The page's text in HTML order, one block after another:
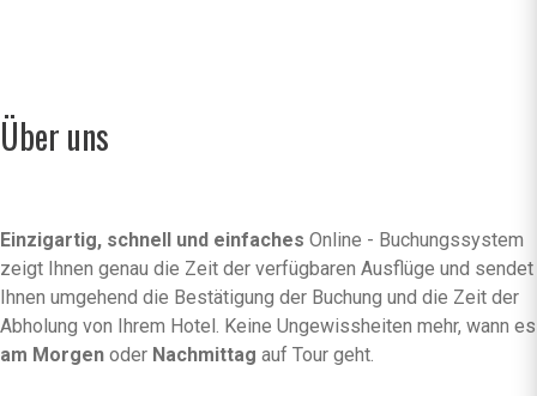
Über uns
Einzigartig, schnell und einfaches Online - Buchungssystem
zeigt Ihnen genau die Zeit der verfügbaren Ausflüge und sendet
Ihnen umgehend die Bestätigung der Buchung und die Zeit der
Abholung von Ihrem Hotel. Keine Ungewissheiten mehr, wann es
am Morgen oder Nachmittag auf Tour geht.